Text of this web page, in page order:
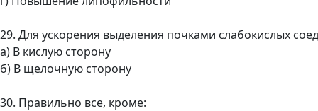
29. Для ускорения выделения почками слабокислых
а) В кислую сторону
б) В щелочную сторону
30. Правильно все, кроме: